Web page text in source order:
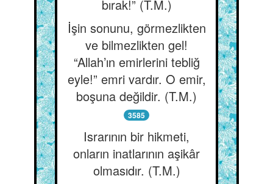
bırak!” (T.M.)
İşin sonunu, görmezlikten
ve bilmezlikten gel!
“Allah’ın emirlerini tebliğ
eyle!” emri vardır. O emir,
boşuna değildir. (T.M.)
3585
Israrının bir hikmeti,
onların inatlarının aşikâr
olmasıdır. (T.M.)